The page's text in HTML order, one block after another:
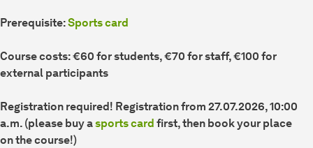
Prerequisite:Sports card
Course costs: €60 for students, €70 for staff, €100 for
external participants
Registration required! Registration from 27.07.2026, 10:00
a.m. (please buy asports card first, then book your place
on the course!)